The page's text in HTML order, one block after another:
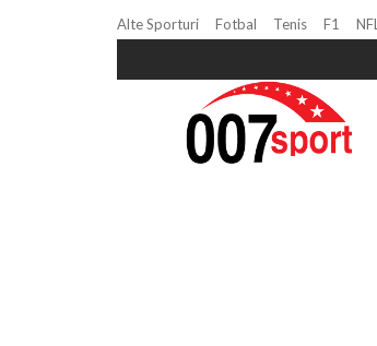
Alte Sporturi Fotbal Tenis F1 NFL
franta – romania